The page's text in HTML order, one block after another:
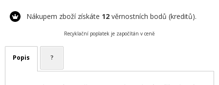
Nákupem zboží získáte 12 věrnostních bodů (kreditů).
Recyklační poplatek je započítán v ceně
Popis ?